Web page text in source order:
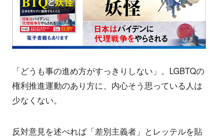
「どうも事の進め方がすっきりしない」。LGBTQの
権利推進運動のあり方に、内心そう思っている人は
少なくない。
反対意見を述べれば「差別主義者」とレッテルを貼